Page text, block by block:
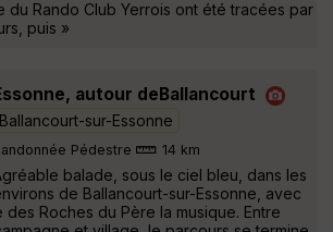
du Rando Club Yerrois ont été tracées par
puis »
autour deBallancourt
Ballancourt-sur-Essonne
Pédestre 14 km
balade, sous le ciel bleu, dans les
de Ballancourt-sur-Essonne, avec
Roches du Père la musique. Entre